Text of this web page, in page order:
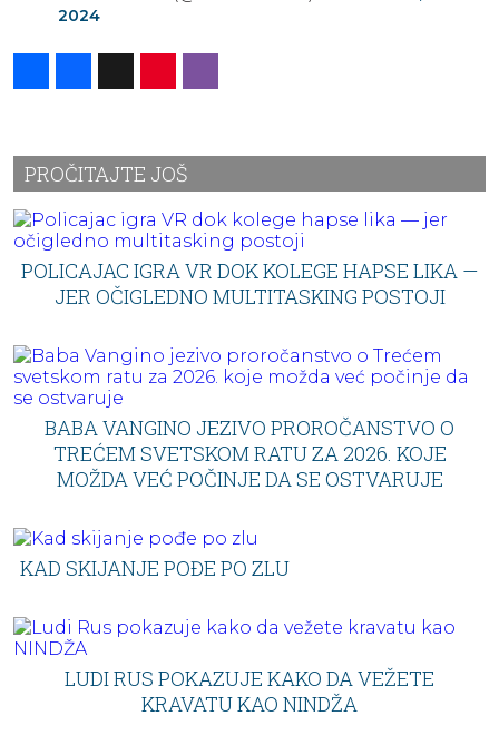
2024
PROČITAJTE JOŠ
POLICAJAC IGRA VR DOK KOLEGE HAPSE LIKA —
JER OČIGLEDNO MULTITASKING POSTOJI
BABA VANGINO JEZIVO PROROČANSTVO O
TREĆEM SVETSKOM RATU ZA 2026. KOJE
MOŽDA VEĆ POČINJE DA SE OSTVARUJE
KAD SKIJANJE POĐE PO ZLU
LUDI RUS POKAZUJE KAKO DA VEŽETE
KRAVATU KAO NINDŽA